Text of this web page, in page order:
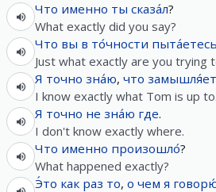
Что именно ты сказа́л?
What exactly did you say?
Что вы в то́чности пыта́етесь
Just what exactly are you trying
Я точно зна́ю, что замышля́ет
I know exactly what Tom is up to.
Я точно не зна́ю где.
I don't know exactly where.
Что именно произошло́?
What happened exactly?
Э́то как раз то, о чем я